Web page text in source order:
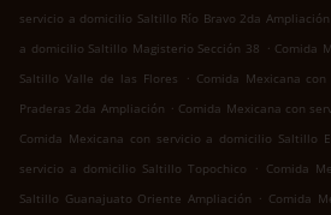
servicio a domicilio Saltillo Río Bravo 2da Ampliación
a domicilio Saltillo Magisterio Sección 38 . Comida
Saltillo Valle de las Flores
. Comida Mexicana
Praderas 2da Ampliación . Comida Mexicana con
Comida Mexicana con servicio a domicilio Saltillo
servicio a domicilio Saltillo Topochico
. Comida
Saltillo Guanajuato Oriente Ampliación . Comida